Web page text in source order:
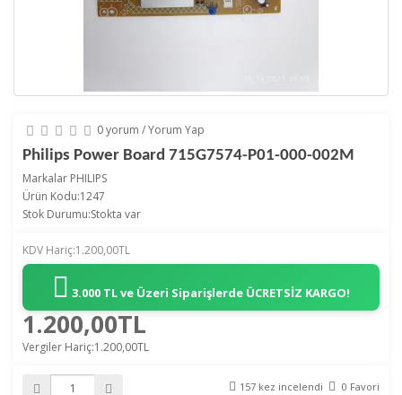
0 yorum /Yorum Yap
Philips Power Board 715G7574-P01-000-002M
Markalar PHILIPS
Ürün Kodu:1247
Stok Durumu:Stokta var
KDV Hariç:1.200,00TL
3.000 TL ve Üzeri Siparişlerde ÜCRETSİZ KARGO!
1.200,00TL
Vergiler Hariç:1.200,00TL
157 kez incelendi 0 Favori